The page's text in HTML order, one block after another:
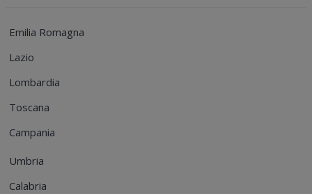
Emilia Romagna
Lazio
Lombardia
Toscana
Campania
Umbria
Calabria